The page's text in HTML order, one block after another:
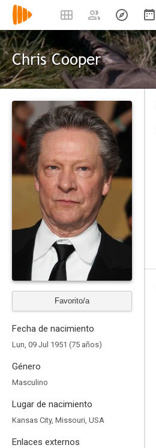
Chris Cooper
Favorito/a
Fecha de nacimiento
Lun, 09 Jul 1951 (75 años)
Género
Masculino
Lugar de nacimiento
Kansas City, Missouri, USA
Enlaces externos